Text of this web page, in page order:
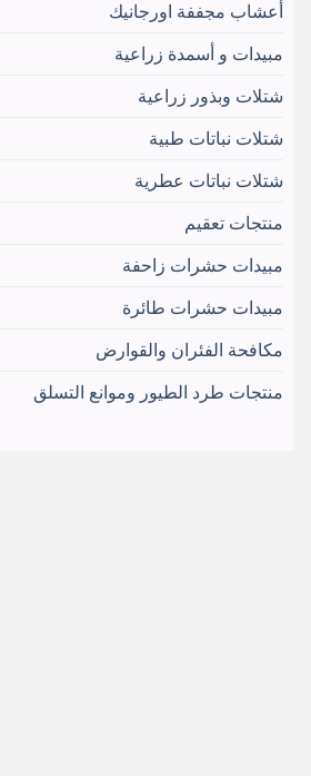
أعشاب مجففة اورجانيك
مبيدات و أسمدة زراعية
شتلات وبذور زراعية
شتلات نباتات طبية
شتلات نباتات عطرية
منتجات تعقيم
مبيدات حشرات زاحفة
مبيدات حشرات طائرة
مكافحة الفئران والقوارض
منتجات طرد الطيور وموانع التسلق